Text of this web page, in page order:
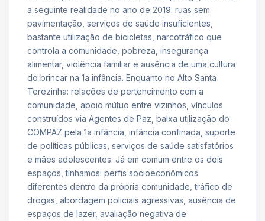
a seguinte realidade no ano de 2019: ruas sem
pavimentação, serviços de saúde insuficientes,
bastante utilização de bicicletas, narcotráfico que
controla a comunidade, pobreza, insegurança
alimentar, violência familiar e ausência de uma cultura
do brincar na 1a infância. Enquanto no Alto Santa
Terezinha: relações de pertencimento com a
comunidade, apoio mútuo entre vizinhos, vínculos
construídos via Agentes de Paz, baixa utilização do
COMPAZ pela 1a infância, infância confinada, suporte
de políticas públicas, serviços de saúde satisfatórios
e mães adolescentes. Já em comum entre os dois
espaços, tínhamos: perfis socioeconômicos
diferentes dentro da própria comunidade, tráfico de
drogas, abordagem policiais agressivas, ausência de
espaços de lazer, avaliação negativa de